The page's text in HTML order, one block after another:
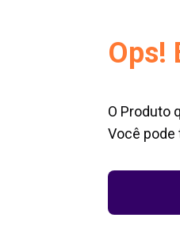
Ops!
O Produto
Você pode